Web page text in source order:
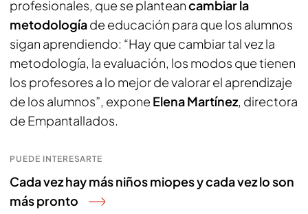
profesionales, que se planteancambiar la
metodologíade educación para que los alumnos
sigan aprendiendo: “Hay que cambiar tal vez la
metodología, la evaluación, los modos que tienen
los profesores a lo mejor de valorar el aprendizaje
de los alumnos”, expone Elena Martínez, directora
de Empantallados.
PUEDE INTERESARTE
Cada vez hay más niños miopes y cada vez lo son
más pronto